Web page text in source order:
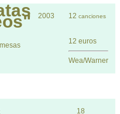
2003 12 canciones
12 euros
Wea/Warner
18